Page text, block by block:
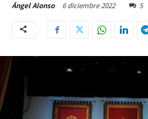
Ángel Alonso 6 diciembre 2022 5